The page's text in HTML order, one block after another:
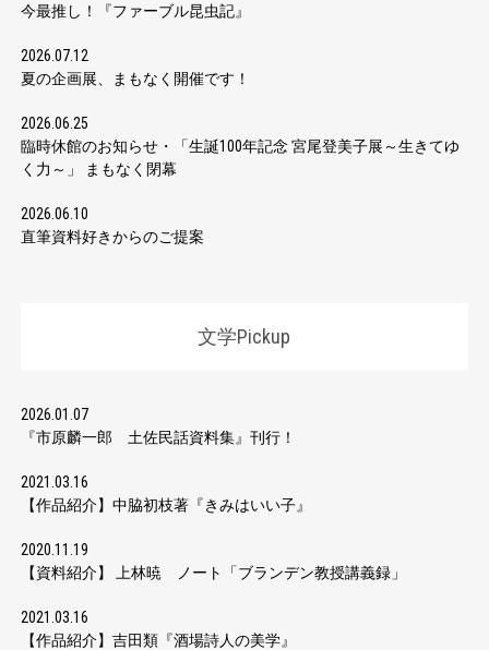
今最推し！『ファーブル昆虫記』
2026.07.12
夏の企画展、まもなく開催です！
2026.06.25
臨時休館のお知らせ・「生誕100年記念 宮尾登美子展～生きてゆ
く力～」 まもなく閉幕
2026.06.10
直筆資料好きからのご提案
文学Pickup
2026.01.07
『市原麟一郎 土佐民話資料集』刊行！
2021.03.16
【作品紹介】中脇初枝著『きみはいい子』
2020.11.19
【資料紹介】 上林暁 ノート「ブランデン教授講義録」
2021.03.16
【作品紹介】吉田類『酒場詩人の美学』